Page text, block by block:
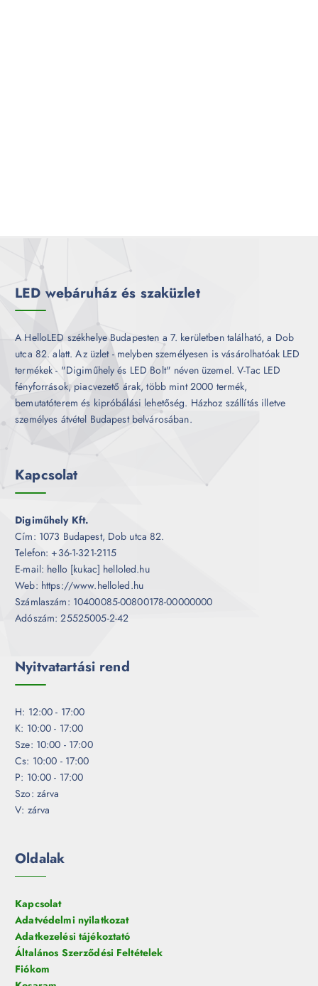
LED webáruház és szaküzlet
A HelloLED székhelye Budapesten a 7. kerületben található, a Dob
utca 82. alatt. Az üzlet - melyben személyesen is vásárolhatóak LED
termékek - "Digiműhely és LED Bolt" néven üzemel. V-Tac LED
fényforrások, piacvezető árak, több mint 2000 termék,
bemutatóterem és kipróbálási lehetőség. Házhoz szállítás illetve
személyes átvétel Budapest belvárosában.
Kapcsolat
Digiműhely Kft.
Cím: 1073 Budapest, Dob utca 82.
Telefon: +36-1-321-2115
E-mail: hello [kukac] helloled.hu
Web: https://www.helloled.hu
Számlaszám: 10400085-00800178-00000000
Adószám: 25525005-2-42
Nyitvatartási rend
H: 12:00 - 17:00
K: 10:00 - 17:00
Sze: 10:00 - 17:00
Cs: 10:00 - 17:00
P: 10:00 - 17:00
Szo: zárva
V: zárva
Oldalak
Kapcsolat
Adatvédelmi nyilatkozat
Adatkezelési tájékoztató
Általános Szerződési Feltételek
Fiókom